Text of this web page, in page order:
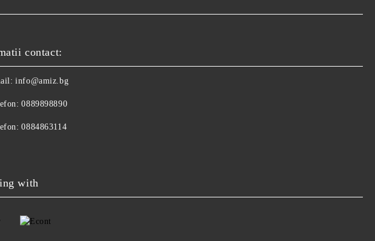
contact:
info@amiz.bg
0889898890
0884863114
with